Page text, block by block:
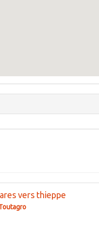
vers thieppe